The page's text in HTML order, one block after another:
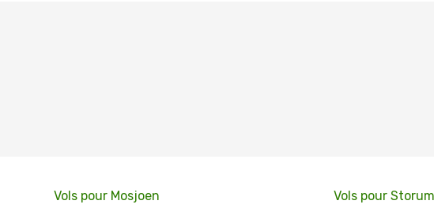
Vols pour Mosjoen Vols pour